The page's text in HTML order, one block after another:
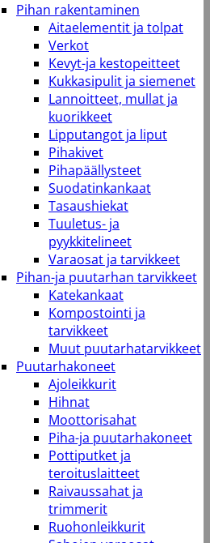
Pihan rakentaminen
Aitaelementit ja tolpat
Verkot
Kevyt-ja kestopeitteet
Kukkasipulit ja siemenet
Lannoitteet, mullat ja
kuorikkeet
Lipputangot ja liput
Pihakivet
Pihapäällysteet
Suodatinkankaat
Tasaushiekat
Tuuletus- ja
pyykkitelineet
Varaosat ja tarvikkeet
Pihan-ja puutarhan tarvikkeet
Katekankaat
Kompostointi ja
tarvikkeet
Muut puutarhatarvikkeet
Puutarhakoneet
Ajoleikkurit
Hihnat
Moottorisahat
Piha-ja puutarhakoneet
Pottiputket ja
teroituslaitteet
Raivaussahat ja
trimmerit
Ruohonleikkurit